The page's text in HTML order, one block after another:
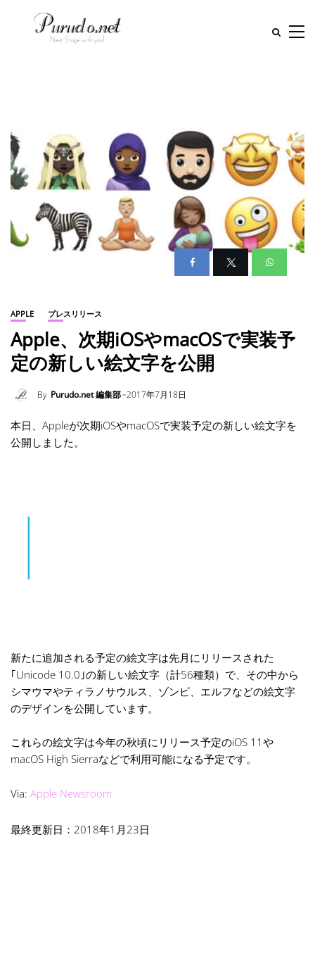
APPLE プレスリリース
Apple、次期iOSやmacOSで実装予
定の新しい絵文字を公開
By Purudo.net 編集部 2017年7月18日
本日、Appleが次期iOSやmacOSで実装予定の新しい絵文字を
公開しました。
新たに追加される予定の絵文字は先月にリリースされた
｢Unicode 10.0｣の新しい絵文字（計56種類）で、その中から
シマウマやティラノサウルス、ゾンビ、エルフなどの絵文字
のデザインを公開しています。
これらの絵文字は今年の秋頃にリリース予定のiOS 11や
macOS High Sierraなどで利用可能になる予定です。
Via: Apple Newsroom
最終更新日：2018年1月23日